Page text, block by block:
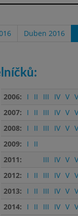
Duben 2016
2006: I II III IV V
2007:
I II III IV V
2008:
I II III IV V
2009:
I
II
2011:
III IV V
2012:
I II III IV V
2013:
I II III IV V
2014:
I II III IV V